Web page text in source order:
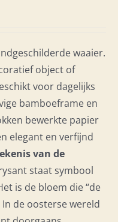
waaier.
object of
voor dagelijks
bamboeframe en
bewerkte papier
elegant en verfijnd
van de
staat symbool
is de bloem die “de
de oosterse wereld